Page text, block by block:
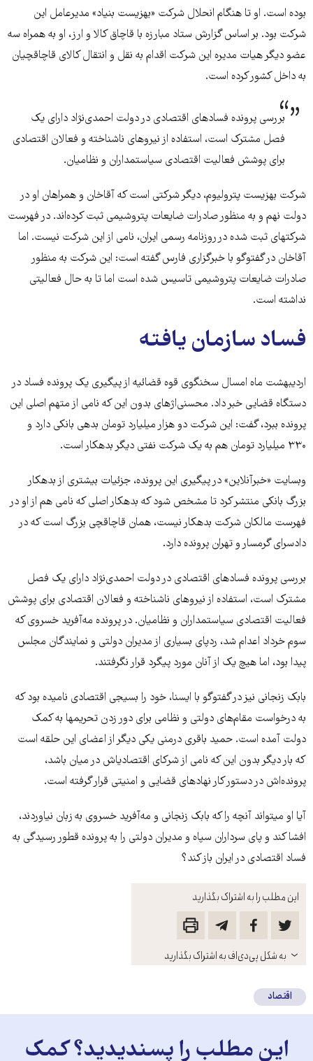
این مطلب را به اشتراک بگذارید
باز
کنید
به شکل پی‌دی‌اف به اشتراک بگذارید
بوده است. او تا هنگام انحلال شرکت «بهزیست بنیاد» مدیرعامل این
شرکت بود. بر اساس گزارش ستاد مبارزه با قاچاق کالا و ارز، او به همراه سه
عضو دیگر هیات مدیره این شرکت اقدام به نقل و انتقال کالای قاچاقچیان
به داخل کشور کرده است.
بررسی پرونده فسادهای اقتصادی در دولت احمدی‌‏نژاد دارای یک
فصل مشترک است، استفاده از نیروهای ناشناخته و فعالان اقتصادی
برای پوشش فعالیت اقتصادی سیاستمداران و نظامیان.
شرکت بهزیست پترولیوم، دیگر شرکتی است که آقاخان و همراهان او در
دولت نهم و به منظور صادرات ضایعات پتروشیمی ثبت کرده‌‏اند. در فهرست
شرکت‏های ثبت شده در روزنامه رسمی ایران، نامی از این شرکت نیست. اما
آقاخان در گفت‏وگو با خبرگزاری فارس گفته است: این شرکت به منظور
صادرات ضایعات پتروشیمی تاسیس شده است اما تا به حال فعالیتی
نداشته است.
فساد سازمان یافته
اردیبهشت ماه امسال سخنگوی قوه قضائیه از پیگیری یک پرونده فساد در
دستگاه قضایی خبر داد. محسنی‌‏اژه‏ای بدون این که نامی از متهم اصلی این
پرونده ببرد، گفت: این شرکت دو هزار میلیارد تومان بدهی بانکی دارد و
۳۳۰ میلیارد تومان هم به یک شرکت نفتی دیگر بدهکار است.
وب‏سایت «خبرآنلاین» در پیگیری این پرونده، جزئیات بیشتری از بدهکار
بزرگ بانکی منتشر کرد تا مشخص شود که بدهکار اصلی که نامی هم از او در
فهرست مالکان شرکت بدهکار نیست، همان قاچاقچی بزرگ است که در
دادسرای گرمسار و تهران پرونده دارد.
بررسی پرونده فسادهای اقتصادی در دولت احمدی‌‏نژاد دارای یک فصل
مشترک است، استفاده از نیروهای ناشناخته و فعالان اقتصادی برای پوشش
فعالیت اقتصادی سیاستمداران و نظامیان. در پرونده مه‌‏آفرید خسروی که
سوم خرداد اعدام شد، ردپای بسیاری از مدیران دولتی و نمایندگان مجلس
پیدا بود، اما هیچ یک از آنان مورد پیگرد قرار نگرفتند.
بابک زنجانی نیز در گفت‏وگو با ایسنا، خود را بسیجی اقتصادی نامیده بود که
به درخواست مقام‌‏های دولتی و نظامی برای دور زدن تحریم‏ها به کمک
دولت آمده است. حمید باقری درمنی یکی دیگر از اعضای این حلقه است
که بار دیگر بدون این که نامی از شرکای اقتصادی‎اش در میان باشد،
پرونده‌‏اش در دستور کار نهادهای قضایی و امنیتی قرار گرفته است.
آیا او می‎تواند آنچه را که بابک زنجانی و مه‌‏آفرید خسروی به زبان نیاوردند،
افشا کند و پای سرداران سپاه و مدیران دولتی را به پرونده قطور رسیدگی به
فساد اقتصادی در ایران باز کند؟
اقتصاد
این مطلب را پسندیدید؟ کمک